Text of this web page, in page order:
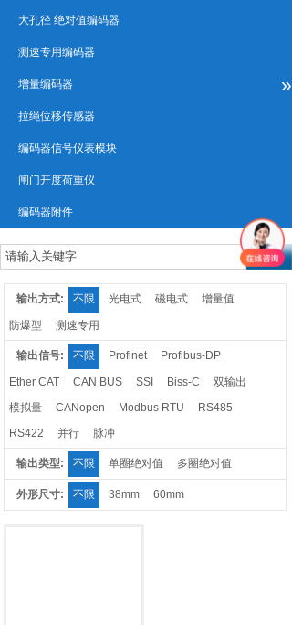
大孔径 绝对值编码器
测速专用编码器
增量编码器 »
拉绳位移传感器
编码器信号仪表模块
闸门开度荷重仪
编码器附件
输出方式: 不限 光电式 磁电式 增量值
防爆型 测速专用
输出信号: 不限 Profinet Profibus-DP
Ether CAT CAN BUS SSI Biss-C
双输出
模拟量
CANopen Modbus RTU
RS485
RS422
并行 脉冲
输出类型: 不限 单圈绝对值 多圈绝对值
外形尺寸: 不限 38mm 60mm